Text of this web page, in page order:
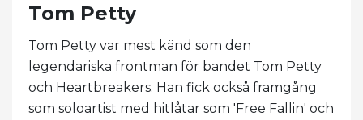
Tom Petty
Tom Petty var mest känd som den
legendariska frontman för bandet Tom Petty
och Heartbreakers. Han fick också framgång
som soloartist med hitlåtar som 'Free Fallin' och